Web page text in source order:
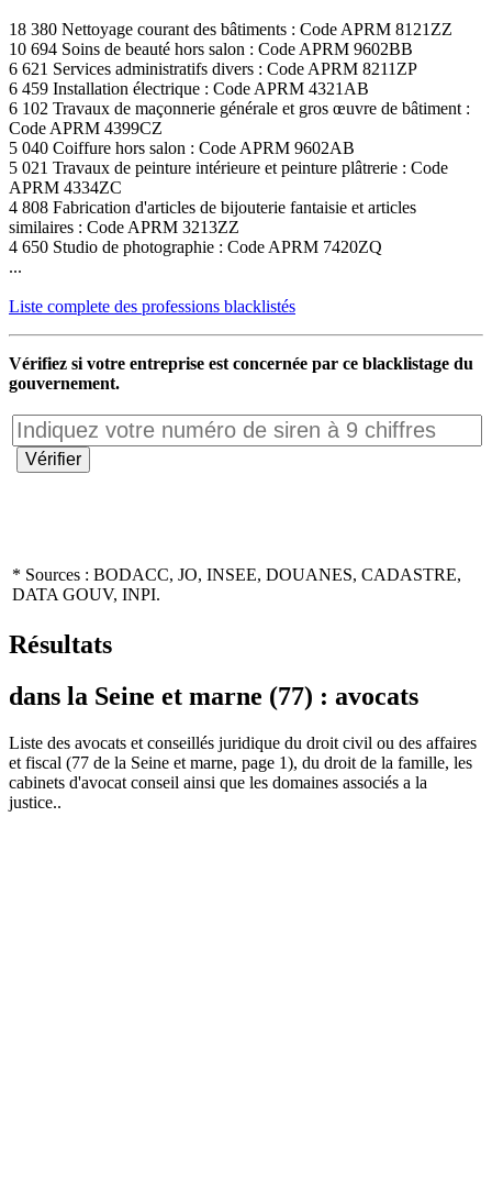
18 380 Nettoyage courant des bâtiments : Code APRM 8121ZZ
10 694 Soins de beauté hors salon : Code APRM 9602BB
6 621 Services administratifs divers : Code APRM 8211ZP
6 459 Installation électrique : Code APRM 4321AB
6 102 Travaux de maçonnerie générale et gros œuvre de bâtiment :
Code APRM 4399CZ
5 040 Coiffure hors salon : Code APRM 9602AB
5 021 Travaux de peinture intérieure et peinture plâtrerie : Code
APRM 4334ZC
4 808 Fabrication d'articles de bijouterie fantaisie et articles
similaires : Code APRM 3213ZZ
4 650 Studio de photographie : Code APRM 7420ZQ
...
Liste complete des professions blacklistés
Vérifiez si votre entreprise est concernée par ce blacklistage du
gouvernement.
* Sources : BODACC, JO, INSEE, DOUANES, CADASTRE,
DATA GOUV, INPI.
Résultats
dans la Seine et marne (77) : avocats
Liste des avocats et conseillés juridique du droit civil ou des affaires
et fiscal (77 de la Seine et marne, page 1), du droit de la famille, les
cabinets d'avocat conseil ainsi que les domaines associés a la
justice..